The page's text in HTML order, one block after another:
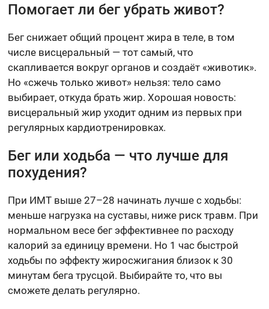
Помогает ли бег убрать живот?
Бег снижает общий процент жира в теле, в том
числе висцеральный — тот самый, что
скапливается вокруг органов и создаёт «животик».
Но «сжечь только живот» нельзя: тело само
выбирает, откуда брать жир. Хорошая новость:
висцеральный жир уходит одним из первых при
регулярных кардиотренировках.
Бег или ходьба — что лучше для
похудения?
При ИМТ выше 27–28 начинать лучше с ходьбы:
меньше нагрузка на суставы, ниже риск травм. При
нормальном весе бег эффективнее по расходу
калорий за единицу времени. Но 1 час быстрой
ходьбы по эффекту жиросжигания близок к 30
минутам бега трусцой. Выбирайте то, что вы
сможете делать регулярно.